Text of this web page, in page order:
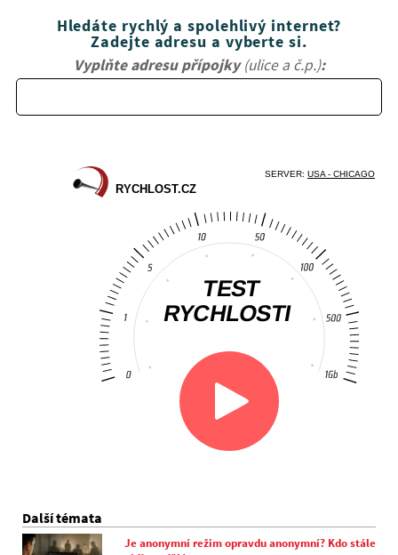
Hledáte rychlý a spolehlivý internet?
Zadejte adresu a vyberte si.
Vyplňte adresu přípojky(ulice a č.p.):
Další témata
Je anonymní režim opravdu anonymní? Kdo stále